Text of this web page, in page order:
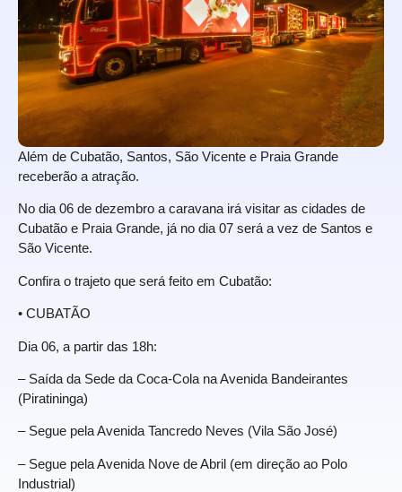
Além de Cubatão, Santos, São Vicente e Praia Grande
receberão a atração.
No dia 06 de dezembro a caravana irá visitar as cidades de
Cubatão e Praia Grande, já no dia 07 será a vez de Santos e
São Vicente.
Confira o trajeto que será feito em Cubatão:
• CUBATÃO
Dia 06, a partir das 18h:
– Saída da Sede da Coca-Cola na Avenida Bandeirantes
(Piratininga)
– Segue pela Avenida Tancredo Neves (Vila São José)
– Segue pela Avenida Nove de Abril (em direção ao Polo
Industrial)